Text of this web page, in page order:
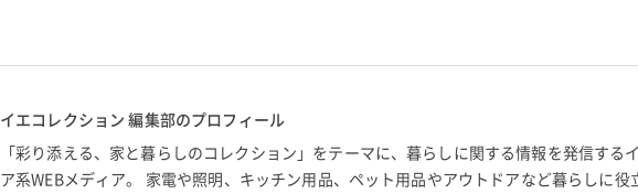
イエコレクション 編集部のプロフィール
「彩り添える、家と暮らしのコレクション」をテーマに、暮らしに関する情報を発信する
ア系WEBメディア。 家電や照明、キッチン用品、ペット用品やアウトドアなど暮らしに役